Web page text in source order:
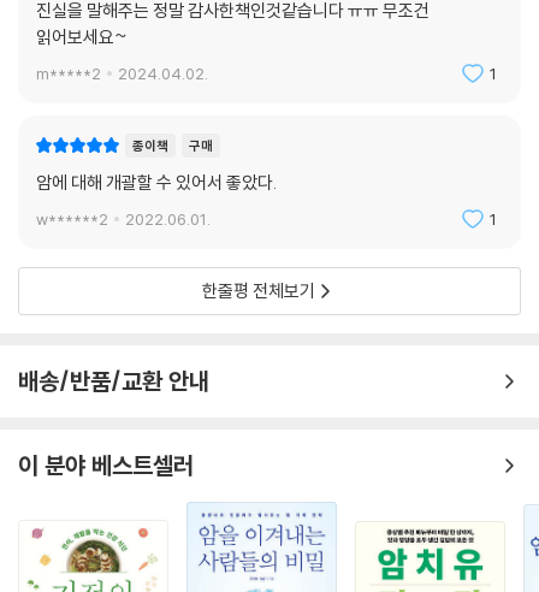
다’, ‘복수가 고이면 뽑아낸다’, ‘통증은 모르핀 등 의료용 마약으로 억제한
다’ 등이다. 암과 싸워 이기겠다고 표준치료를 하는 등 애를 쓰다가는 무리
한 치료로 생명을 단축시킬 수 있음을 반드시 기억해야 한다.
‘암은 노화현상’이므로 암을 방치하는 요법이야말로
가장 지혜로운 암과의 공생 방식이다
“최첨단 의료 기술이 있어 인류는 머지않아 암을 극복할 것이다”라고 믿는
는다’라고 예측할 만큼 ‘진짜 암’은 치료 영역 밖에 있는 것 같다. 상황이 이
러하다면 “암은 질병이 아니라 노화현상이다”라고 생각을 바꾸어보자. 암
이다. 80세 이상인 사람의 유체를 해부해보면 거의 모두에게서 암이 발견
될 정도다. 그러므로 암과 싸우기보다 노화로 받아들이는 편이 훨씬 편안
자들에게 가장 자신 있게 하는 말이라고 한다. 건강하다면 검사 같은 것은
받지 말고 암을 억지로 찾아내지도 말아야 한다. 그리고 아래의 다짐을 지
킨다면 암에 걸리더라도 삶의 질을 유지하며 지낼 수 있을 것이다. ‘만약 암
진실을 말해주는 정말 감사한책인것같습니다 ㅠㅠ 무조건
읽어보세요~
m*****2 2024.04.02. 1
종이책 구매
암에 대해 개괄할 수 있어서 좋았다.
w******2 2022.06.01. 1
한줄평 전체보기
배송/반품/교환 안내
이 분야 베스트셀러